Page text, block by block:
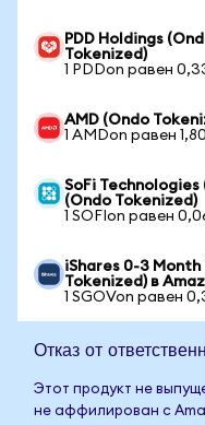
PDD Holdings
Tokenized)
1 PDDon равен
AMD (Ondo
1 AMDon равен
SoFi Technologies
(Ondo Tokenized)
1 SOFIon равен
iShares 0-3 Month
Tokenized) в
1 SGOVon равен
Отказ от
Этот продукт не
не аффилирован с